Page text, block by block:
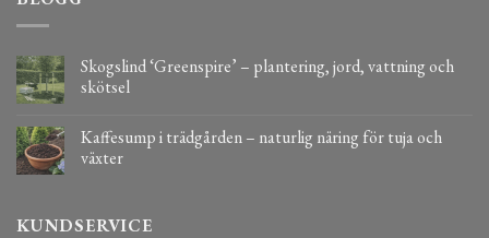
Skogslind ‘Greenspire’ – plantering, jord, vattning och
skötsel
Kaffesump i trädgården – naturlig näring för tuja och
växter
KUNDSERVICE